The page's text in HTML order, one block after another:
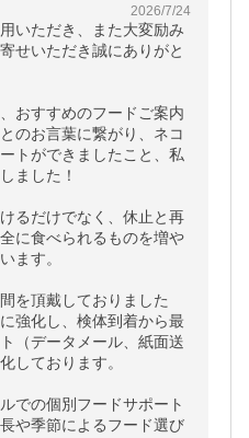
2026/7/24
いただき、また大変励み
せいただき誠にありがと
おすすめのフードご案内
のお言葉に繋がり、ネコ
トができましたこと、私
ました！
るだけでなく、休止と再
に食べられるものを増や
ます。
を頂戴しておりました
強化し、検体到着から最
（データメール、紙面送
しております。
での個別フードサポート
や季節によるフード選び